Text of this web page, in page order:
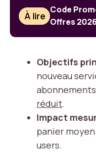
À lire
Code
Offres
Objectifs
nouveau
abonnements
réduit.
Impact
panier
users.